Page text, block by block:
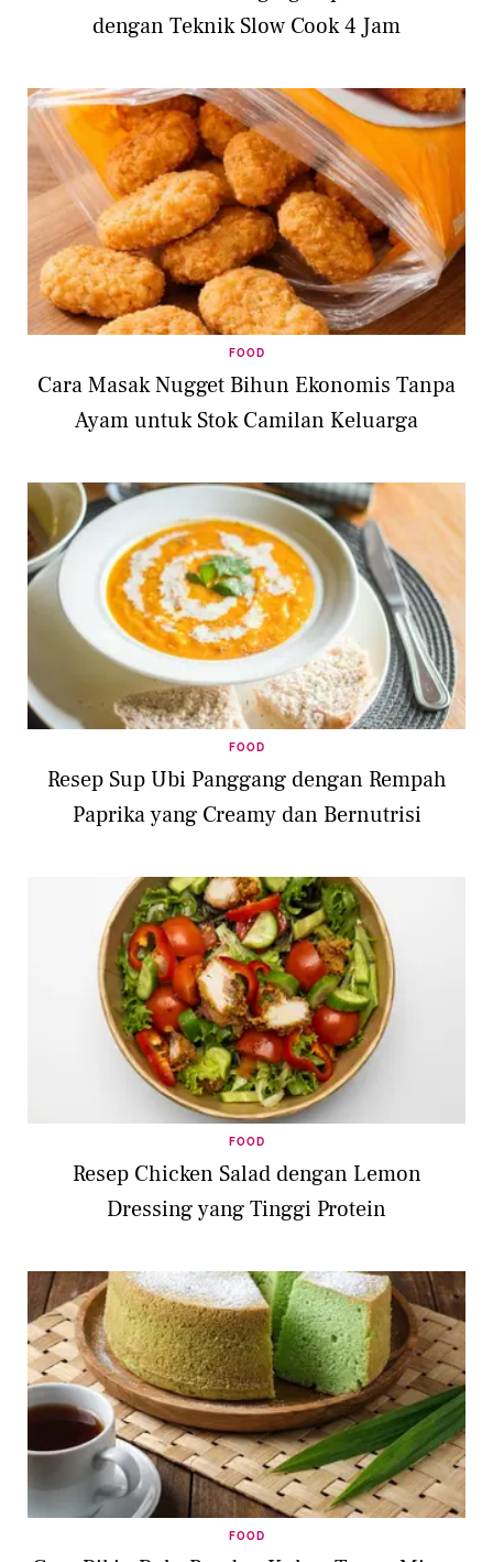
dengan Teknik Slow Cook 4 Jam
FOOD
Cara Masak Nugget Bihun Ekonomis Tanpa
Ayam untuk Stok Camilan Keluarga
FOOD
Resep Sup Ubi Panggang dengan Rempah
Paprika yang Creamy dan Bernutrisi
FOOD
Resep Chicken Salad dengan Lemon
Dressing yang Tinggi Protein
FOOD